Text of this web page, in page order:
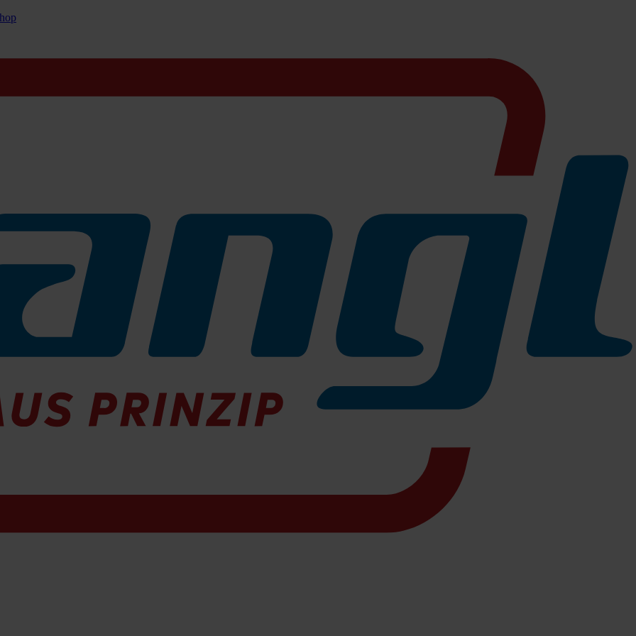
Hauch Jasmin und Brombeere
Apfel
Veilchen
aus wilden Orchideen und Jasmin.